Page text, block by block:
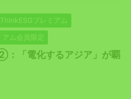
ThinkESGプレミアム
ム会員限定
「電化するアジア」が覇